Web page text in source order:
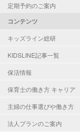
定期予約のご案内
コンテンツ
キッズライン総研
KIDSLINE記事一覧
保活情報
保育士の働き方 キャリア
主婦の仕事選びや働き方
法人プランのご案内